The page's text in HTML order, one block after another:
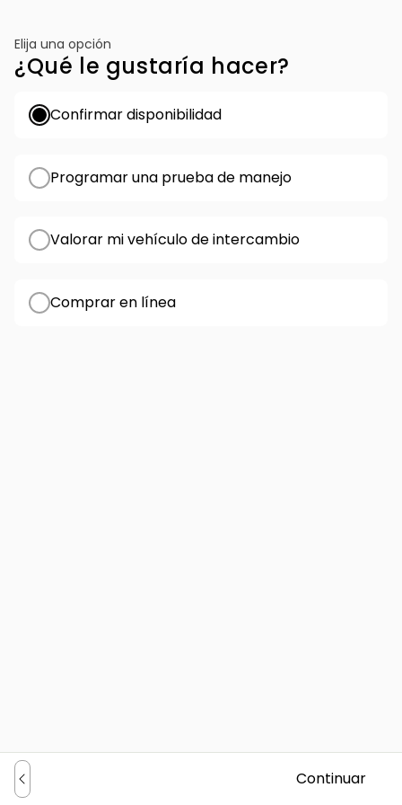
Elija una opción
¿Qué le gustaría hacer?
Confirmar disponibilidad
Programar una prueba de manejo
Valorar mi vehículo de intercambio
Comprar en línea
Continuar